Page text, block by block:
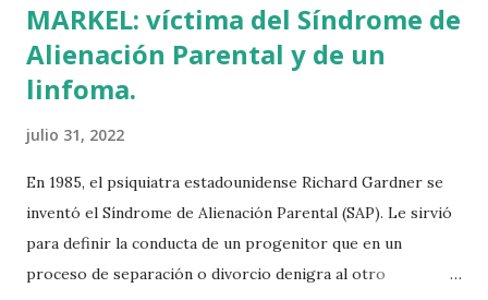
MARKEL: víctima del Síndrome de
Alienación Parental y de un
linfoma.
julio 31, 2022
En 1985, el psiquiatra estadounidense Richard Gardner se
inventó el Síndrome de Alienación Parental (SAP). Le sirvió
para definir la conducta de un progenitor que en un
proceso de separación o divorcio denigra al otro